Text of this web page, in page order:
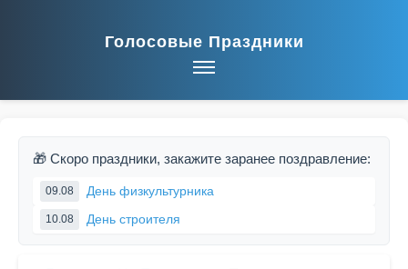
Голосовые Праздники
🎁 Скоро праздники, закажите заранее поздравление:
09.08 День физкультурника
10.08 День строителя